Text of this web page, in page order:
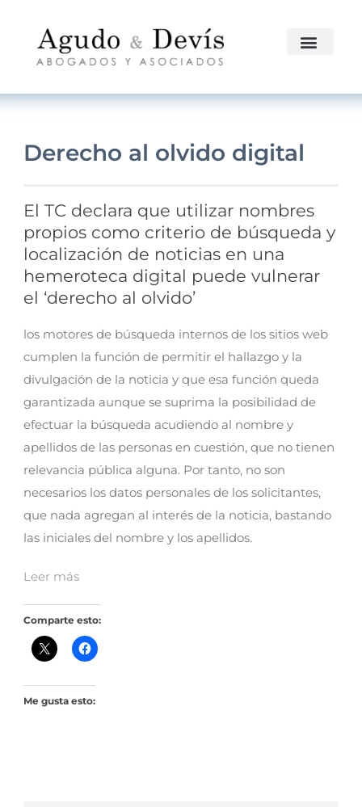
Derecho al olvido digital
El TC declara que utilizar nombres
propios como criterio de búsqueda y
localización de noticias en una
hemeroteca digital puede vulnerar
el ‘derecho al olvido’
los motores de búsqueda internos de los sitios web
cumplen la función de permitir el hallazgo y la
divulgación de la noticia y que esa función queda
garantizada aunque se suprima la posibilidad de
efectuar la búsqueda acudiendo al nombre y
apellidos de las personas en cuestión, que no tienen
relevancia pública alguna. Por tanto, no son
necesarios los datos personales de los solicitantes,
que nada agregan al interés de la noticia, bastando
las iniciales del nombre y los apellidos.
Leer más
Comparte esto:
Me gusta esto: